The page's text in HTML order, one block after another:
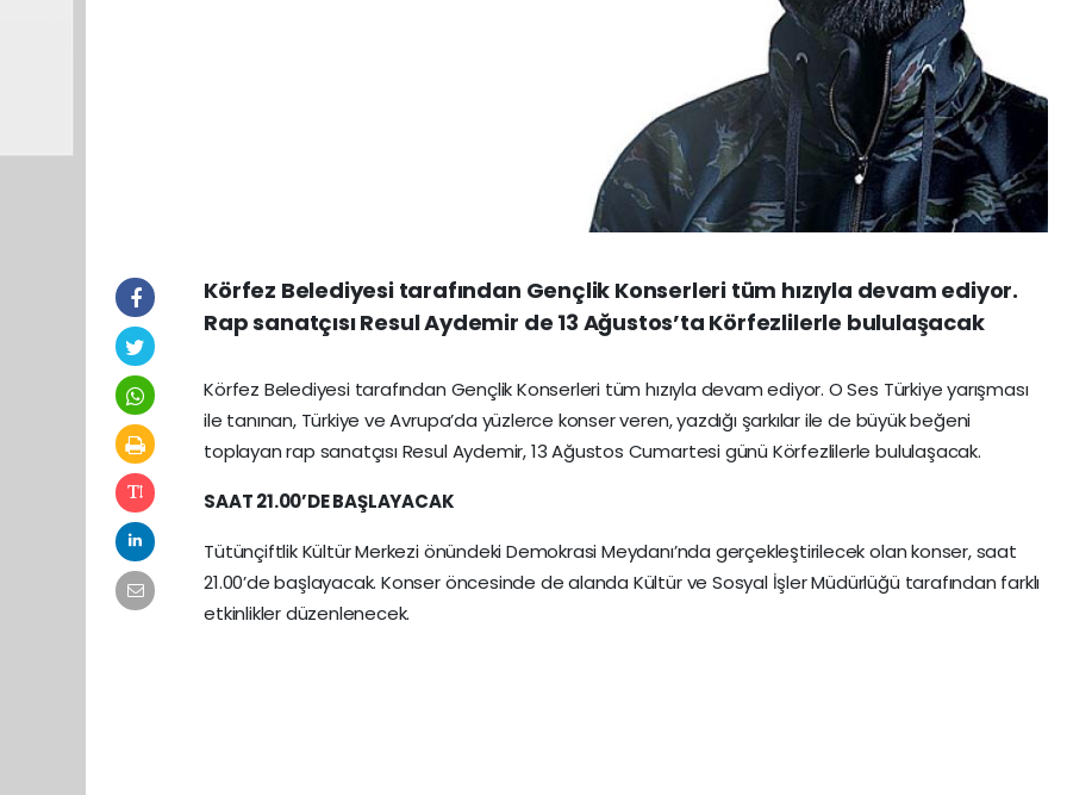
Körfez Belediyesi tarafından Gençlik Konserleri tüm hızıyla devam ediyor.
Rap sanatçısı Resul Aydemir de 13 Ağustos’ta Körfezlilerle bululaşacak
Körfez Belediyesi tarafından Gençlik Konserleri tüm hızıyla devam ediyor. O Ses Türkiye yarışması
ile tanınan, Türkiye ve Avrupa’da yüzlerce konser veren, yazdığı şarkılar ile de büyük beğeni
toplayan rap sanatçısı Resul Aydemir, 13 Ağustos Cumartesi günü Körfezlilerle bululaşacak.
SAAT 21.00’DE BAŞLAYACAK
Tütünçiftlik Kültür Merkezi önündeki Demokrasi Meydanı’nda gerçekleştirilecek olan konser, saat
21.00’de başlayacak. Konser öncesinde de alanda Kültür ve Sosyal İşler Müdürlüğü tarafından farklı
etkinlikler düzenlenecek.